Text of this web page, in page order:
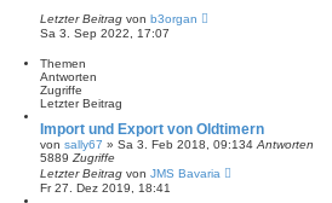
Letzter Beitrag von b3organ
Sa 3. Sep 2022, 17:07
Themen
Antworten
Zugriffe
Letzter Beitrag
Import und Export von Oldtimern
von sally67 » Sa 3. Feb 2018, 09:134 Antworten
5889 Zugriffe
Letzter Beitrag von JMS Bavaria
Fr 27. Dez 2019, 18:41